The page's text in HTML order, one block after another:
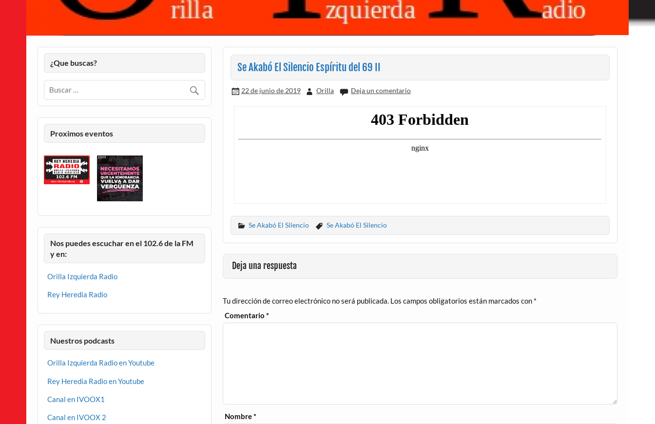
Se Akabó El Silencio Espíritu del 69 II
22 de junio de 2019 Orilla Deja un comentario
Se Akabó El Silencio Se Akabó El Silencio
Deja una respuesta
Tu dirección de correo electrónico no será publicada. Los campos obligatorios están marcados con *
Comentario*
Nombre*
¿Que buscas?
Proximos eventos
Nos puedes escuchar en el 102.6 de la FM
y en:
Orilla Izquierda Radio
Rey Heredia Radio
Nuestros podcasts
Orilla Izquierda Radio en Youtube
Rey Heredia Radio en Youtube
Canal en IVOOX1
Canal en IVOOX 2